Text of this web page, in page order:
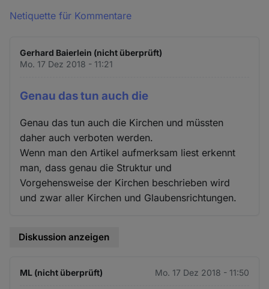
Netiquette für Kommentare
Gerhard Baierlein (nicht überprüft)
Mo. 17 Dez 2018 - 11:21
Genau das tun auch die
Genau das tun auch die Kirchen und müssten
daher auch verboten werden.
Wenn man den Artikel aufmerksam liest erkennt
man, dass genau die Struktur und
Vorgehensweise der Kirchen beschrieben wird
und zwar aller Kirchen und Glaubensrichtungen.
Diskussion anzeigen
ML (nicht überprüft) Mo. 17 Dez 2018 - 11:50